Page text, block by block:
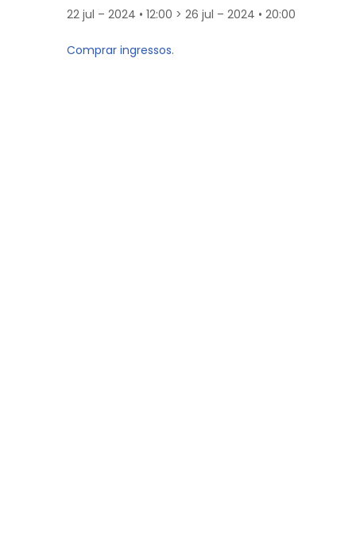
22 jul – 2024 • 12:00 > 26 jul – 2024 • 20:00
Comprar ingressos.